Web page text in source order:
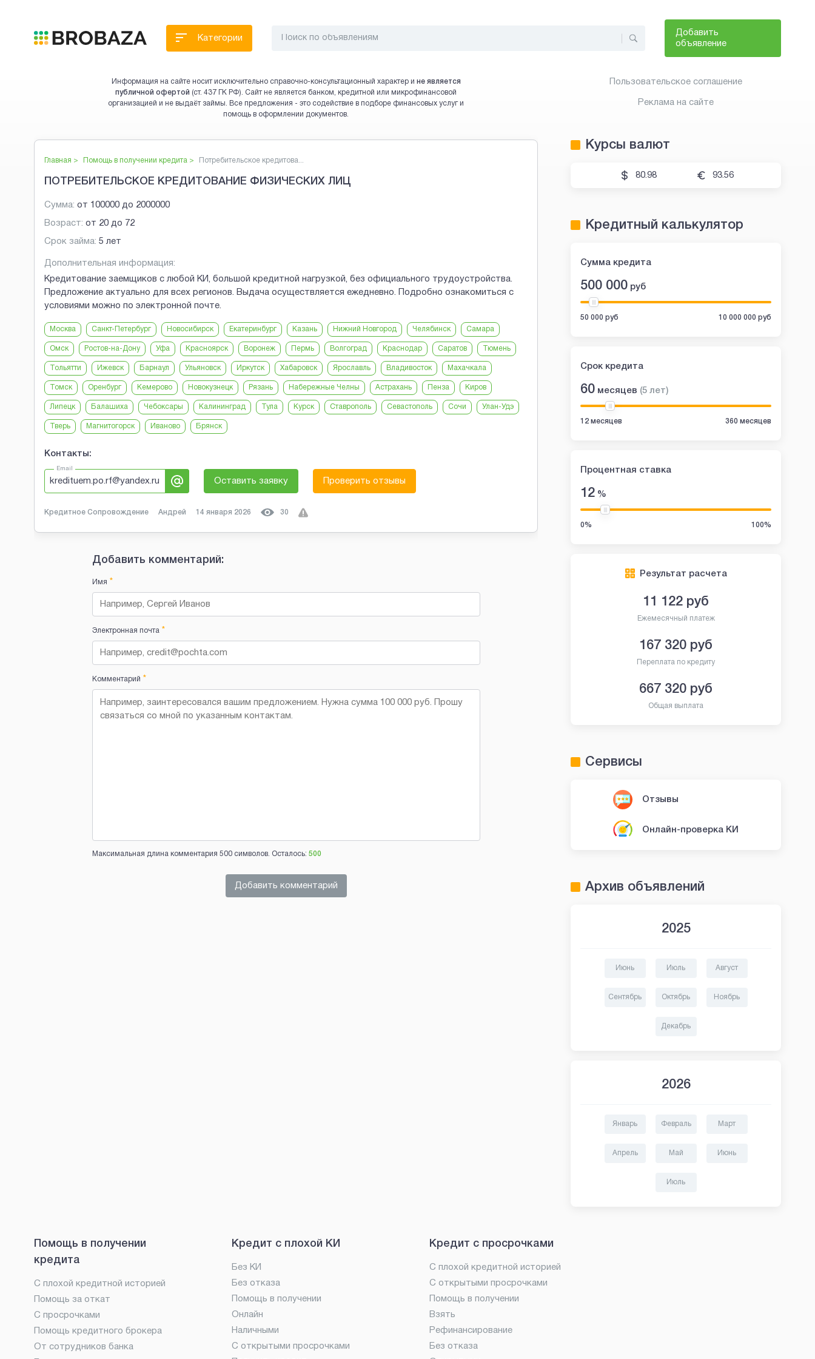
Добавить
объявление
Категории
Информация на сайте носит исключительно справочно-консультационный характер и не является
публичной офертой (ст. 437 ГК РФ). Сайт не является банком, кредитной или микрофинансовой
организацией и не выдаёт займы. Все предложения - это содействие в подборе финансовых услуг и
помощь в оформлении документов.
Главная > Помощь в получении кредита > Потребительское кредитова...
ПОТРЕБИТЕЛЬСКОЕ КРЕДИТОВАНИЕ ФИЗИЧЕСКИХ ЛИЦ
Сумма: от 100000 до 2000000
Возраст: от 20 до 72
Срок займа: 5 лет
Дополнительная информация:
Кредитование заемщиков с любой КИ, большой кредитной нагрузкой, без официального трудоустройства.
Предложение актуально для всех регионов. Выдача осуществляется ежедневно. Подробно ознакомиться с
условиями можно по электронной почте.
Москва Санкт-Петербург Новосибирск Екатеринбург Казань Нижний Новгород Челябинск Самара
Омск Ростов-на-Дону Уфа Красноярск Воронеж Пермь Волгоград Краснодар Саратов Тюмень
Тольятти Ижевск Барнаул Ульяновск Иркутск Хабаровск Ярославль Владивосток Махачкала
Томск Оренбург Кемерово Новокузнецк Рязань Набережные Челны Астрахань Пенза Киров
Липецк Балашиха Чебоксары Калининград Тула Курск Ставрополь Севастополь Сочи Улан-Удэ
Тверь Магнитогорск Иваново Брянск
Контакты:
Email
kredituem.po.rf@yandex.ru Оставить заявку Проверить отзывы
Кредитное Сопровождение Андрей 14 января 2026 30
Добавить комментарий:
Имя *
Электронная почта*
Комментарий *
Максимальная длина комментария 500 символов. Осталось: 500
Добавить комментарий
Пользовательское соглашение
Реклама на сайте
Курсы валют
80.98 93.56
Кредитный калькулятор
Сумма кредита
500 000 руб
50 000 руб 10 000 000 руб
Срок кредита
60 месяцев (5 лет)
12 месяцев 360 месяцев
Процентная ставка
12 %
0% 100%
Результат расчета
11 122 руб
Ежемесячный платеж
167 320 руб
Переплата по кредиту
667 320 руб
Общая выплата
Сервисы
Отзывы
Онлайн-проверка КИ
Архив объявлений
2025
Июнь Июль Август
Сентябрь Октябрь Ноябрь
Декабрь
2026
Январь Февраль Март
Апрель Май Июнь
Июль
Помощь в получении
кредита
С плохой кредитной историей
Помощь за откат
С просрочками
Помощь кредитного брокера
От сотрудников банка
Кредит с плохой КИ
Без КИ
Без отказа
Помощь в получении
Онлайн
Наличными
С открытыми просрочками
Кредит с просрочками
С плохой кредитной историей
С открытыми просрочками
Помощь в получении
Взять
Рефинансирование
Без отказа